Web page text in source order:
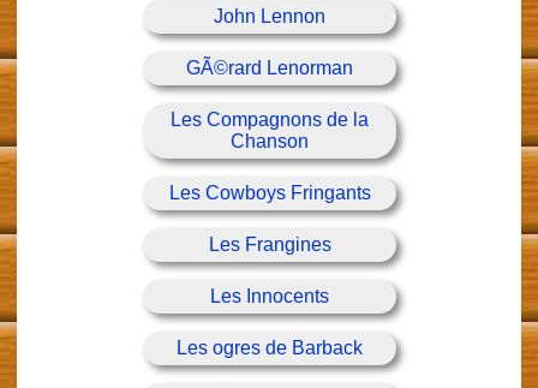
John Lennon
GÃ©rard Lenorman
Les Compagnons de la
Chanson
Les Cowboys Fringants
Les Frangines
Les Innocents
Les ogres de Barback